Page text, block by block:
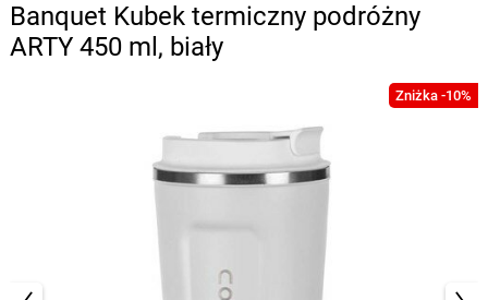
Banquet Kubek termiczny podróżny
ARTY 450 ml, biały
Zniżka -10%